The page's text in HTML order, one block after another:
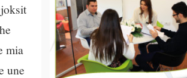
mia
une